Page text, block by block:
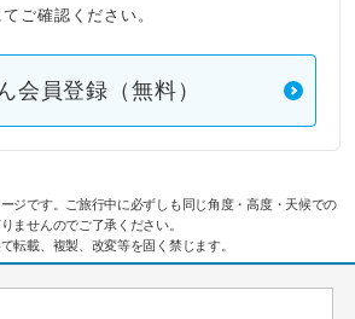
ご確認ください。
会員登録（無料）
ジです。ご旅行中に必ずしも同じ角度・高度・天候での
ませんのでご了承ください。
転載、複製、改変等を固く禁じます。